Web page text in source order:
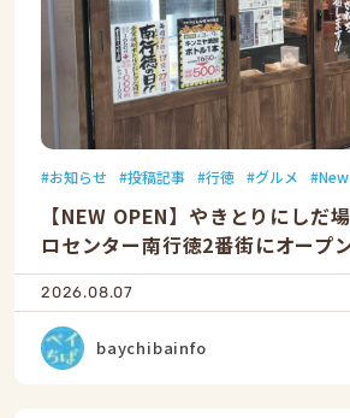
お知らせ 投稿記事 行徳 グルメ
【NEW OPEN】やきとりにしだ
ロセンター南行徳2番街にオープ
2026.08.07
baychibainfo